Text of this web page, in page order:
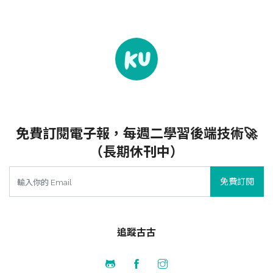
免費訂閱電子報，每週二學習後端技術🚀
（長期休刊中）
免費訂閱
追蹤古古